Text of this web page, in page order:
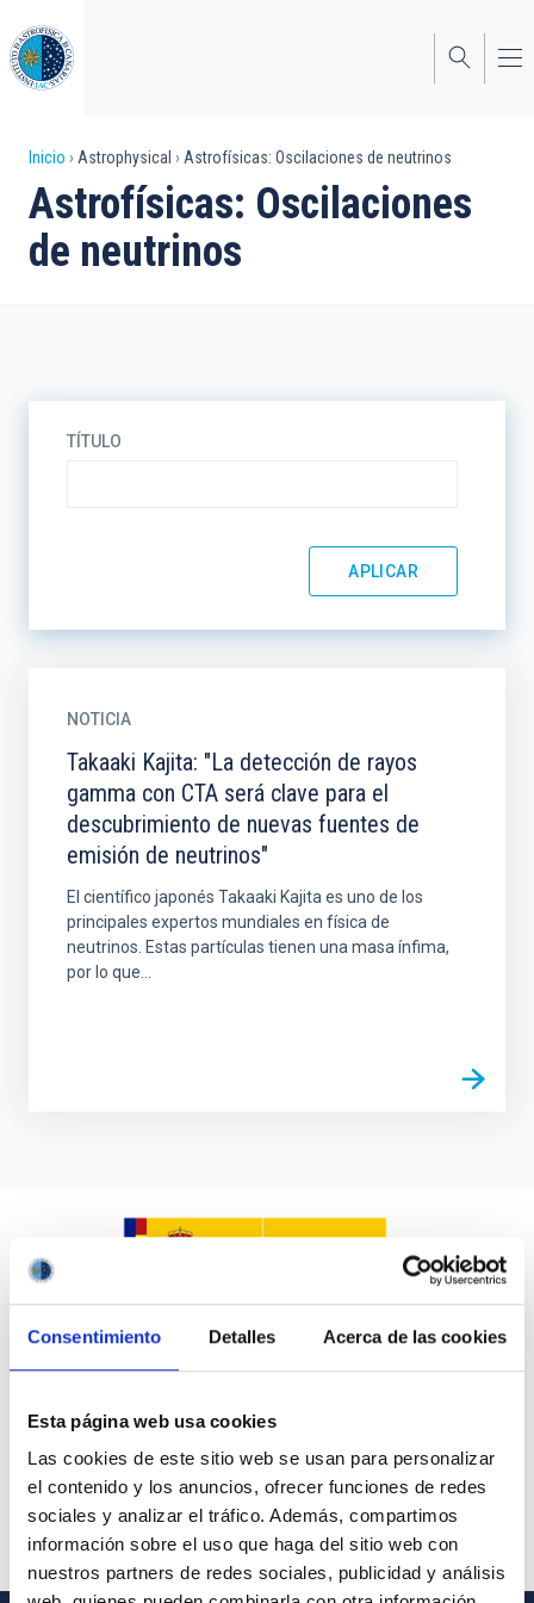
Consentimiento Detalles Acerca de las cookies
Esta página web usa cookies
Las cookies de este sitio web se usan para personalizar
el contenido y los anuncios, ofrecer funciones de redes
sociales y analizar el tráfico. Además, compartimos
información sobre el uso que haga del sitio web con
nuestros partners de redes sociales, publicidad y análisis
al
contenido
principal
Sobrescribir
enlaces
de
Inicio Astrophysical Astrofísicas: Oscilaciones de neutrinos
Astrofísicas: Oscilaciones
de neutrinos
TÍTULO
NOTICIA
Takaaki Kajita: "La detección de rayos
gamma con CTA será clave para el
descubrimiento de nuevas fuentes de
emisión de neutrinos"
El científico japonés Takaaki Kajita es uno de los
principales expertos mundiales en física de
neutrinos. Estas partículas tienen una masa ínfima,
por lo que...